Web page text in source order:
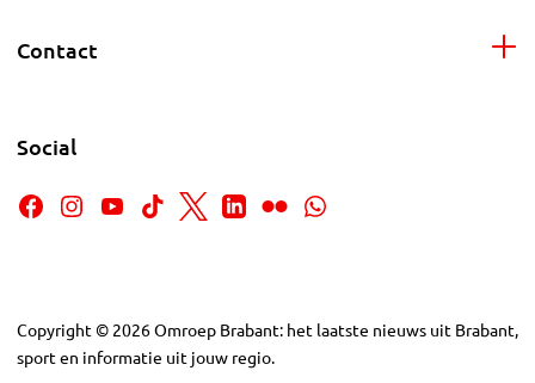
Contact
Social
Copyright © 2026Omroep Brabant: het laatste nieuws uit Brabant,
sport en informatie uit jouw regio.